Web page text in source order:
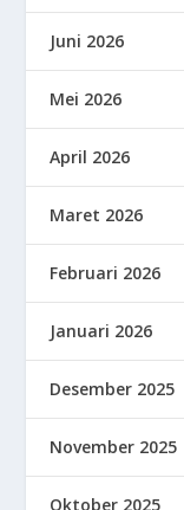
Juni 2026
Mei 2026
April 2026
Maret 2026
Februari 2026
Januari 2026
Desember 2025
November 2025
Oktober 2025